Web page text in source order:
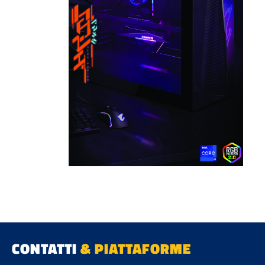
CONTATTI& PIATTAFORME